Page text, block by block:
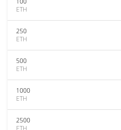
ETH
250
ETH
500
ETH
1000
ETH
2500
ETH